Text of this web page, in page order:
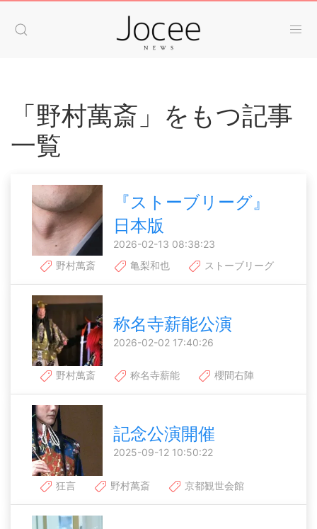
「野村萬斎」をもつ記事
一覧
『ストーブリーグ』
日本版
2026-02-13 08:38:23
野村萬斎
亀梨和也 ストーブリーグ
称名寺薪能公演
2026-02-02 17:40:26
野村萬斎 称名寺薪能 櫻間右陣
記念公演開催
2025-09-12 10:50:22
狂言 野村萬斎 京都観世会館